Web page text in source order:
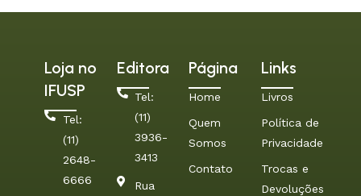
Loja no
IFUSP
Tel:
(11)
2648-
6666
Editora
Tel:
(11)
3936-
3413
Rua
Página
Home
Quem
Somos
Contato
Links
Livros
Política de
Privacidade
Trocas e
Devoluções